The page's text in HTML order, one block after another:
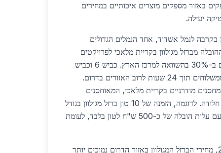
באזור מספקים מוצרים איכותיים במחירים
יעילה.
בקרבה לנמל אשדוד, אחד הנמלים הגדולים
2026, זמני ההובלה מברזל מגולוון בקריית מלאכי לפרויקטים
באשקלון או באר שבע קצרים ב-30% בהשוואה למרכז הארץ. כביש 6 וכביש
40 מאפשרים גישה מהירה, ומשלוחים תוך 24 שעות לרוב האזורים בדרום.
מודרניים בקריית מלאכי, המאוחסנים
בטכנולוגיה מתקדמת למניעת חלודה. לדוגמה, הזמנה של 10 טון ברזל מגולוון בגודל
2x1 מ"מ מגיעה תוך יומיים, עם עלות הובלה של כ-500 ש"ח לטון בלבד, לעומת
מבחינת מחירים, בשנת 2026, מחירי הברזל המגולוון באזור הדרום נמוכים יותר